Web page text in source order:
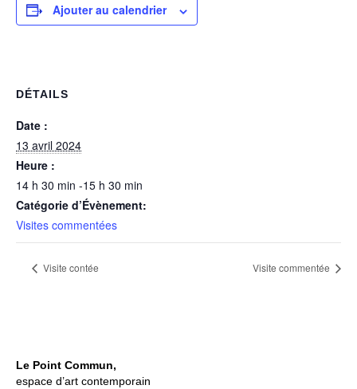
Ajouter au calendrier
DÉTAILS
Date :
13 avril 2024
Heure :
14 h 30 min -15 h 30 min
Catégorie d’Évènement:
Visites commentées
Visite contée Visite commentée
Le Point Commun,
espace d’art contemporain